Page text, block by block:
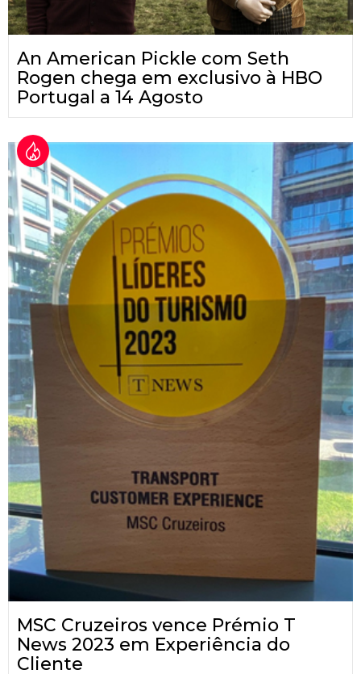
An American Pickle com Seth
Rogen chega em exclusivo à HBO
Portugal a 14 Agosto
MSC Cruzeiros vence Prémio T
News 2023 em Experiência do
Cliente